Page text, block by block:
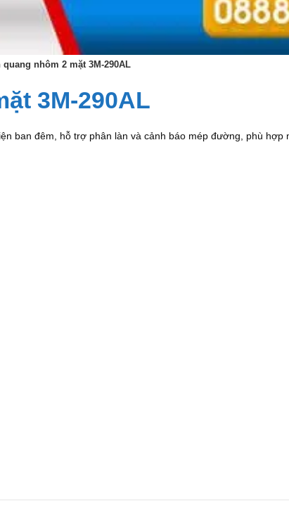
nhôm 2 mặt 3M-290AL
3M-290AL
ban đêm, hỗ trợ phân làn và cảnh báo mép đường, phù hợp